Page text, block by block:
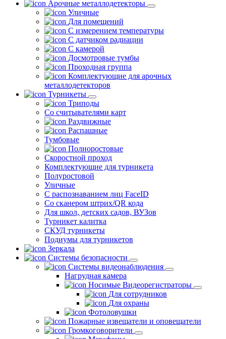
Арочные металлодетекторы
Уличные
Для помещений
С измерением температуры
С датчиком радиации
С камерой
Досмотровые тумбы
Проходная группа
Комплектующие для арочных
металлодетекторов
Турникеты
Триподы
Со считывателями карт
Раздвижные
Распашные
Тумбовые
Полноростовые
Скоростной проход
Комплектующие для турникета
Полуростовой
Уличные
С распознаванием лиц FaceID
Со сканером штрих/QR кода
Для школ, детских садов, ВУЗов
Турникет калитка
СКУД турникеты
Подиумы для турникетов
Зеркала
Системы безопасности
Системы видеонаблюдения
Нагрудная камера
Носимые Видеорегистраторы
Для сотрудников
Для охраны
Фотоловушки
Пожарные извещатели и оповещатели
Громкоговорители